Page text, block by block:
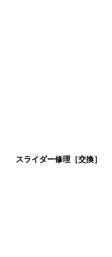
スライダー修理［交換］